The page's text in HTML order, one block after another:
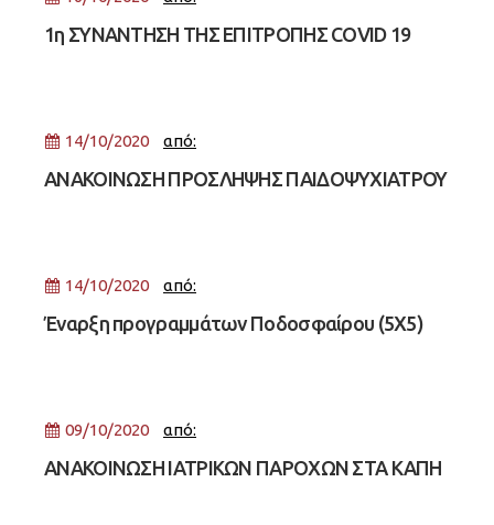
1η ΣΥΝΑΝΤΗΣΗ ΤΗΣ ΕΠΙΤΡΟΠΗΣ COVID 19
14/10/2020 από:
ΑΝΑΚΟΙΝΩΣΗ ΠΡΟΣΛΗΨΗΣ ΠΑΙΔΟΨΥΧΙΑΤΡΟΥ
14/10/2020 από:
Έναρξη προγραμμάτων Ποδοσφαίρου (5Χ5)
09/10/2020 από:
ΑΝΑΚΟΙΝΩΣΗ ΙΑΤΡΙΚΩΝ ΠΑΡΟΧΩΝ ΣΤΑ ΚΑΠΗ